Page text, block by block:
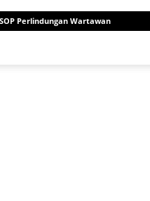
SOP Perlindungan Wartawan